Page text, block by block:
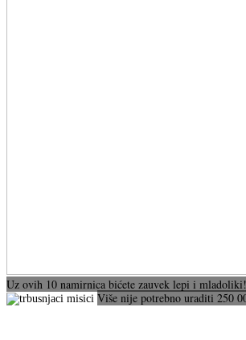
Uz ovih 10 namirnica bićete zauvek lepi i mladoliki!
Više nije potrebno uraditi 250